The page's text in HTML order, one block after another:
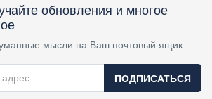
обновления и многое
мысли на Ваш почтовый ящик
ПОДПИСАТЬСЯ